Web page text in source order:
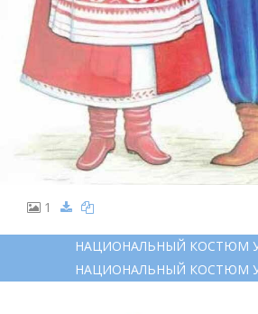
1
НАЦИОНАЛЬНЫЙ КОСТЮМ
НАЦИОНАЛЬНЫЙ КОСТЮМ